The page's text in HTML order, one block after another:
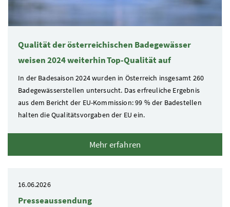
Qualität der österreichischen Badegewässer
weisen 2024 weiterhin Top-Qualität auf
In der Badesaison 2024 wurden in Österreich insgesamt 260
Badegewässerstellen untersucht. Das erfreuliche Ergebnis
aus dem Bericht der EU-Kommission: 99 % der Badestellen
halten die Qualitätsvorgaben der EU ein.
Mehr erfahren
16.06.2026
Presseaussendung